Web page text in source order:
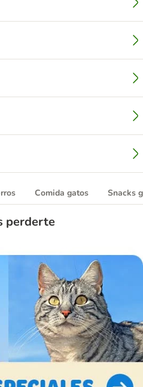
Comida gatos Snacks
perderte